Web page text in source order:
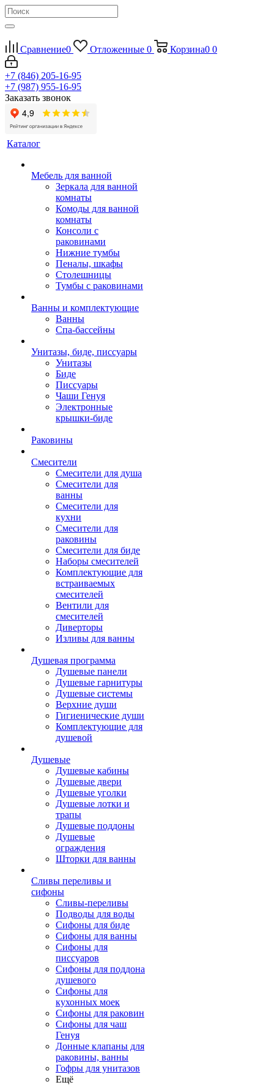
Сравнение0 Отложенные 0 Корзина0 0
+7 (846) 205-16-95
+7 (987) 955-16-95
Заказать звонок
Каталог
Мебель для ванной
Зеркала для ванной
комнаты
Комоды для ванной
комнаты
Консоли с
раковинами
Нижние тумбы
Пеналы, шкафы
Столешницы
Тумбы с раковинами
Ванны и комплектующие
Ванны
Спа-бассейны
Унитазы, биде, писсуары
Унитазы
Биде
Писсуары
Чаши Генуя
Электронные
крышки-биде
Раковины
Смесители
Смесители для душа
Смесители для
ванны
Смесители для
кухни
Смесители для
раковины
Смесители для биде
Наборы смесителей
Комплектующие для
встраиваемых
смесителей
Вентили для
смесителей
Диверторы
Изливы для ванны
Душевая программа
Душевые панели
Душевые гарнитуры
Душевые системы
Верхние души
Гигиенические души
Комплектующие для
душевой
Душевые
Душевые кабины
Душевые двери
Душевые уголки
Душевые лотки и
трапы
Душевые поддоны
Душевые
ограждения
Шторки для ванны
Сливы переливы и
сифоны
Сливы-переливы
Подводы для воды
Сифоны для биде
Сифоны для ванны
Сифоны для
писсуаров
Сифоны для поддона
душевого
Сифоны для
кухонных моек
Сифоны для раковин
Сифоны для чаш
Генуя
Донные клапаны для
раковины, ванны
Гофры для унитазов
Ещё